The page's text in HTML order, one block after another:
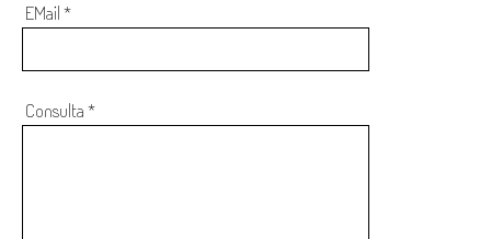
EMail*
Consulta*